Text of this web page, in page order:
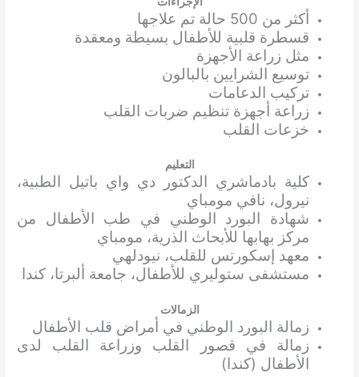
أكثر من 500 حالة تم علاجها
قسطرة قلبية للأطفال بسيطة ومعقدة
مثل زراعة الأجهزة
توسيع الشرايين بالبالون
تركيب الدعامات
زراعة أجهزة تنظيم ضربات القلب
خزعات القلب
التعليم
كلية بادماشري الدكتور دي واي باتيل الطبية،
نيرول، نافي مومباي
شهادة البورد الوطني في طب الأطفال من
مركز بهابها للأبحاث الذرية، مومباي
معهد إسكورتس للقلب، نيودلهي
مستشفى ستوليري للأطفال، جامعة ألبرتا، كندا
الزمالات
زمالة البورد الوطني في أمراض قلب الأطفال
زمالة في قصور القلب وزراعة القلب لدى
الأطفال (كندا)